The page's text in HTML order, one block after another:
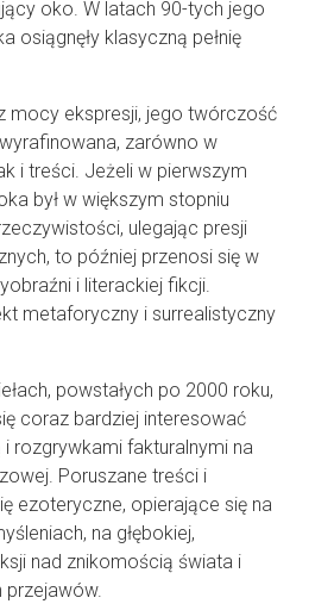
oko. W latach 90-tych jego
osiągnęły klasyczną pełnię
mocy ekspresji, jego twórczość
zarówno w
i treści. Jeżeli w pierwszym
był w większym stopniu
ulegając presji
to później przenosi się w
i literackiej fikcji.
metaforyczny i surrealistyczny
powstałych po 2000 roku,
coraz bardziej interesować
rozgrywkami fakturalnymi na
Poruszane treści i
ezoteryczne, opierające się na
na głębokiej,
nad znikomością świata i
przejawów.